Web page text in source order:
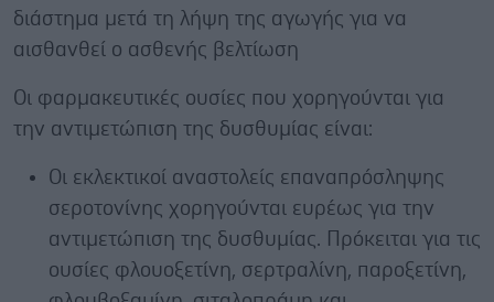
διάστημα μετά τη λήψη της αγωγής για να
αισθανθεί ο ασθενής βελτίωση
Οι φαρμακευτικές ουσίες που χορηγούνται για
την αντιμετώπιση της δυσθυμίας είναι:
Οι εκλεκτικοί αναστολείς επαναπρόσληψης
σεροτονίνης χορηγούνται ευρέως για την
αντιμετώπιση της δυσθυμίας. Πρόκειται για τις
ουσίες φλουοξετίνη, σερτραλίνη, παροξετίνη,